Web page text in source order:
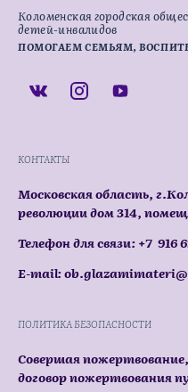
Коломенская городская
детей-инвалидов
ПОМОГАЕМ СЕМЬЯМ,
КОНТАКТЫ
Московская область,
революции дом 314,
Телефон для связи: +7 916
E-mail:
ПОЛИТИКА БЕЗОПАСНОСТИ
Совершая
договор пожертвования